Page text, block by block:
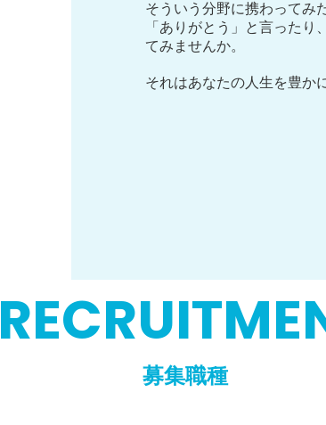
そういう分野に携わってみ
「ありがとう」と言った
てみませんか。
それはあなたの人生を豊か
募集職種